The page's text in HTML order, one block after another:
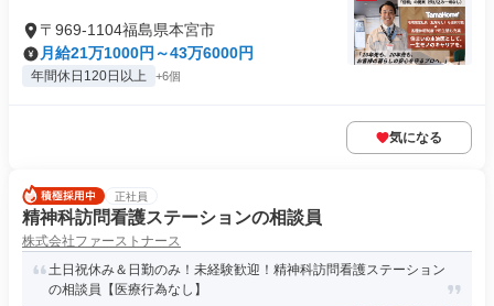
〒969-1104福島県本宮市
月給21万1000円～43万6000円
年間休日120日以上 +6個
気になる
正社員
精神科訪問看護ステーションの相談員
株式会社ファーストナース
土日祝休み＆日勤のみ！未経験歓迎！精神科訪問看護ステーション
の相談員【医療行為なし】